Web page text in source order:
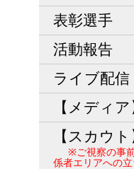
表彰選手
活動報告
ライブ配信
【メディ
【スカウ
※ご視察の事
係者エリアへの